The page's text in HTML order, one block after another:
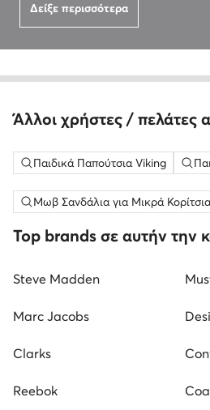
Δείξε περισσότερα
Άλλοι χρήστες / πελάτες
Παιδικά Παπούτσια Viking
Μωβ Σανδάλια για Μικρά Κορίτσια
Top brands σε αυτήν την
Steve Madden
Marc Jacobs
Clarks
Reebok